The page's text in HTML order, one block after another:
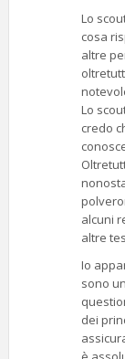
Lo
cosa
altre
Lo
credo
alcuni
altre
Io
sono
dei